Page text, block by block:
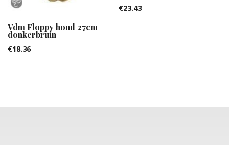
Vdm Floppy hond 27cm
donkerbruin
€18.36
€23.43